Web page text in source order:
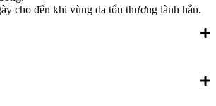
cho đến khi vùng da tổn thương lành hẳn.